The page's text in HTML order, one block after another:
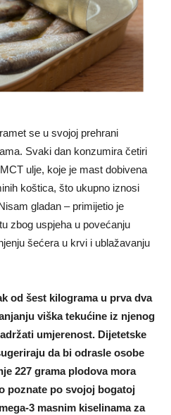
se u svojoj prehrani
Svaki dan konzumira četiri
ulje, koje je mast dobivena
koštica, što ukupno iznosi
gladan – primijetio je
zbog uspjeha u povećanju
šećera u krvi i ublažavanju
od šest kilograma u prva dva
viška tekućine iz njenog
umjerenost. Dijetetske
da bi odrasle osobe
227 grama plodova mora
poznate po svojoj bogatoj
3 masnim kiselinama za